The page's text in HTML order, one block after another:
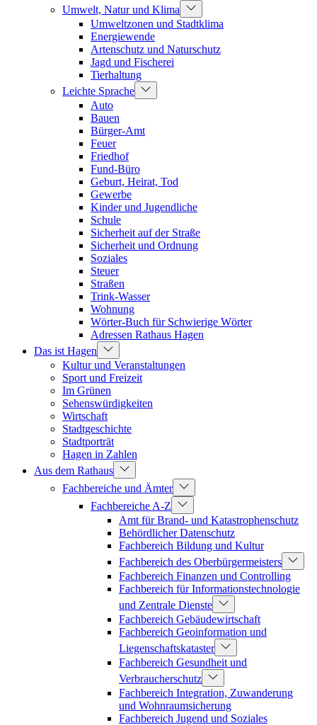
Umwelt, Natur und Klima
Umweltzonen und Stadtklima
Energiewende
Artenschutz und Naturschutz
Jagd und Fischerei
Tierhaltung
Leichte Sprache
Auto
Bauen
Bürger-Amt
Feuer
Friedhof
Fund-Büro
Geburt, Heirat, Tod
Gewerbe
Kinder und Jugendliche
Schule
Sicherheit auf der Straße
Sicherheit und Ordnung
Soziales
Steuer
Straßen
Trink-Wasser
Wohnung
Wörter-Buch für Schwierige Wörter
Adressen Rathaus Hagen
Das ist Hagen
Kultur und Veranstaltungen
Sport und Freizeit
Im Grünen
Sehenswürdigkeiten
Wirtschaft
Stadtgeschichte
Stadtporträt
Hagen in Zahlen
Aus dem Rathaus
Fachbereiche und Ämter
Fachbereiche A-Z
Amt für Brand- und Katastrophenschutz
Behördlicher Datenschutz
Fachbereich Bildung und Kultur
Fachbereich des Oberbürgermeisters
Fachbereich Finanzen und Controlling
Fachbereich für Informationstechnologie
und Zentrale Dienste
Fachbereich Gebäudewirtschaft
Fachbereich Geoinformation und
Liegenschaftskataster
Fachbereich Gesundheit und
Verbraucherschutz
Fachbereich Integration, Zuwanderung
und Wohnraumsicherung
Fachbereich Jugend und Soziales